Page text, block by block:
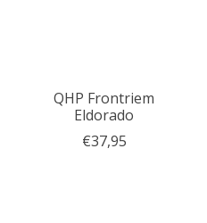
QHP Frontriem
Eldorado
€37,95